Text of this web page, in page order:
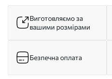
Виготовляємо за
вашими розмірами
Безпечна оплата